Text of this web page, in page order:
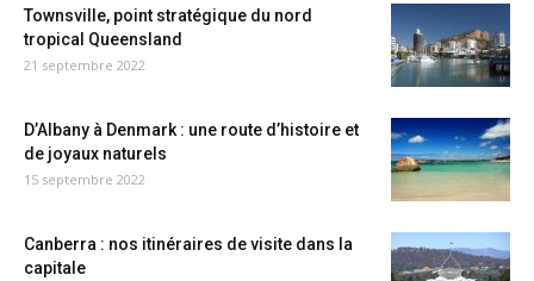
Townsville, point stratégique du nord
tropical Queensland
21 septembre 2022
D’Albany à Denmark : une route d’histoire et
de joyaux naturels
15 septembre 2022
Canberra : nos itinéraires de visite dans la
capitale